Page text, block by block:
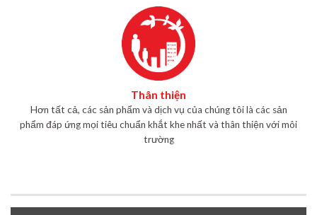
Thân thiện
Hơn tất cả, các sản phẩm và dịch vụ của chúng tôi là các sản
phẩm đáp ứng mọi tiêu chuẩn khắt khe nhất và thân thiện với môi
trường